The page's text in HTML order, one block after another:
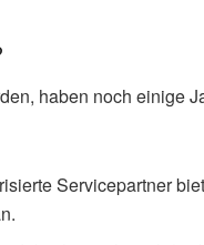
haben noch einige
Servicepartner